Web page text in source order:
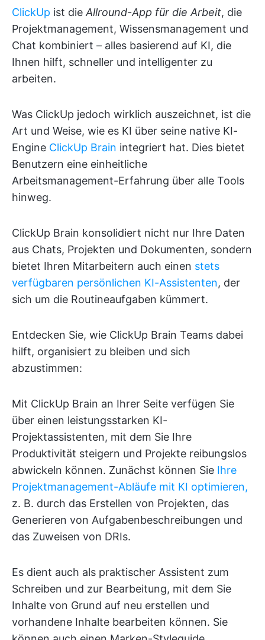
ClickUp ist die Allround-App für die Arbeit, die
Projektmanagement, Wissensmanagement und
Chat kombiniert – alles basierend auf KI, die
Ihnen hilft, schneller und intelligenter zu
arbeiten.
Was ClickUp jedoch wirklich auszeichnet, ist die
Art und Weise, wie es KI über seine native KI-
Engine ClickUp Brain integriert hat. Dies bietet
Benutzern eine einheitliche
Arbeitsmanagement-Erfahrung über alle Tools
hinweg.
ClickUp Brain konsolidiert nicht nur Ihre Daten
aus Chats, Projekten und Dokumenten, sondern
bietet Ihren Mitarbeitern auch einen stets
verfügbaren persönlichen KI-Assistenten, der
sich um die Routineaufgaben kümmert.
Entdecken Sie, wie ClickUp Brain Teams dabei
hilft, organisiert zu bleiben und sich
abzustimmen:
Mit ClickUp Brain an Ihrer Seite verfügen Sie
über einen leistungsstarken KI-
Projektassistenten, mit dem Sie Ihre
Produktivität steigern und Projekte reibungslos
abwickeln können. Zunächst können Sie Ihre
Projektmanagement-Abläufe mit KI optimieren,
z. B. durch das Erstellen von Projekten, das
Generieren von Aufgabenbeschreibungen und
das Zuweisen von DRIs.
Es dient auch als praktischer Assistent zum
Schreiben und zur Bearbeitung, mit dem Sie
Inhalte von Grund auf neu erstellen und
vorhandene Inhalte bearbeiten können. Sie